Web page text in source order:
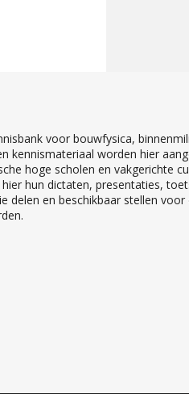
voor bouwfysica,
kennismateriaal worden hier
hoge scholen en vakgerichte
hun dictaten, presentaties,
delen en beschikbaar stellen voor